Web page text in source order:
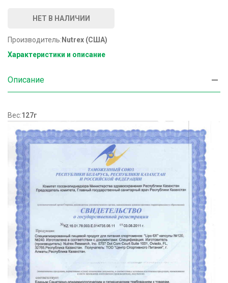
НЕТ В НАЛИЧИИ
Производитель: Nutrex (США)
Характеристики и описание
Описание
Вес:127г